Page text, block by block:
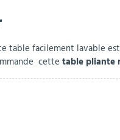
maternelle
table facilement lavable
cette table pliante